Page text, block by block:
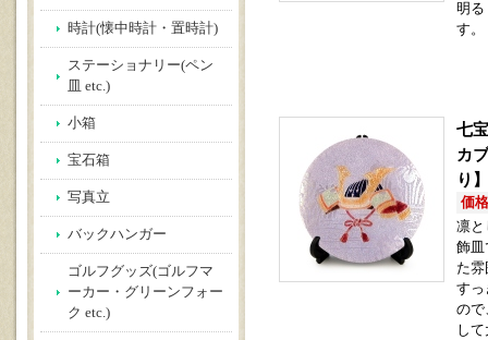
時計(懐中時計・置時計)
ステーショナリー(ペン
皿 etc.)
小箱
宝石箱
写真立
バックハンガー
ゴルフグッズ(ゴルフマ
ーカー・グリーンフォー
ク etc.)
明る
す。
七
カ
り】
価
凛と
飾皿
た
すっ
ので
し